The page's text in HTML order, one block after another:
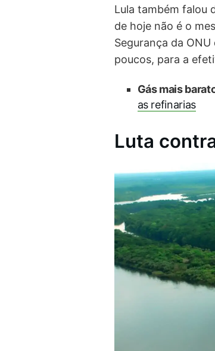
Lula também falou
de hoje não é o
Segurança da
poucos, para a
Gás mais
as refinarias
Luta